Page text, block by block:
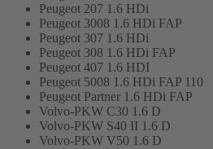
Peugeot 207 1.6 HDi
Peugeot 3008 1.6 HDi FAP
Peugeot 307 1.6 HDi
Peugeot 308 1.6 HDi FAP
Peugeot 407 1.6 HDI
Peugeot 5008 1.6 HDi FAP 110
Peugeot Partner 1.6 HDi FAP
Volvo-PKW C30 1.6 D
Volvo-PKW S40 II 1.6 D
Volvo-PKW V50 1.6 D